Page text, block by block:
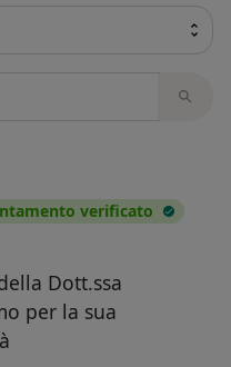
verificato
Dott.ssa
per la sua